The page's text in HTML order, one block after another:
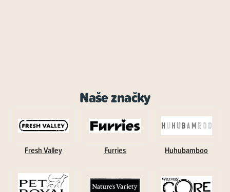
Naše značky
Fresh Valley Furries Huhubamboo